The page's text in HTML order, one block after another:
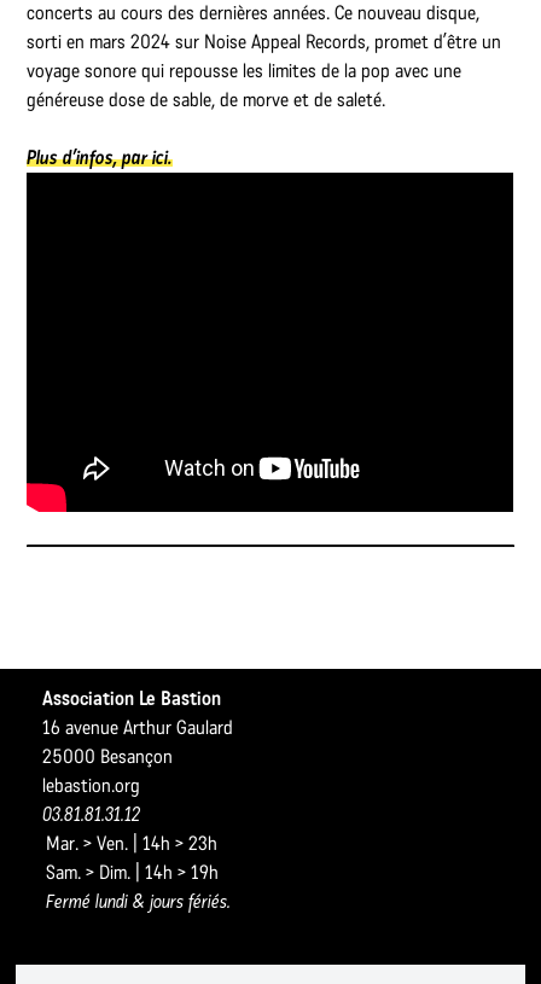
concerts au cours des dernières années. Ce nouveau disque,
sorti en mars 2024 sur Noise Appeal Records, promet d’être un
voyage sonore qui repousse les limites de la pop avec une
généreuse dose de sable, de morve et de saleté.
Plus d’infos, par ici.
Association Le Bastion
16 avenue Arthur Gaulard
25000 Besançon
lebastion.org
03.81.81.31.12
Mar. > Ven. | 14h > 23h
Sam. > Dim. | 14h > 19h
Fermé lundi & jours fériés.